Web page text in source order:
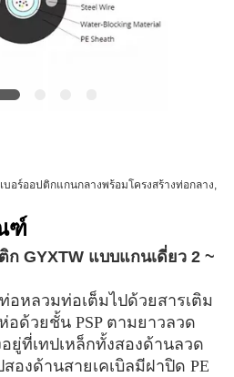
บอร์ออปติกแกนกลางพร้อมโครงสร้างท่อกลาง,
ฑ์
ก GYXTW แบบแกนเดี่ยว 2 ~
อหลวมท่อเต็มไปด้วยสารเติม
ด้วยชั้น PSP ตามยาวลวด
ยู่ที่เทปเหล็กทั้งสองด้านลวด
องด้านสายเคเบิลมีฝาปิด PE